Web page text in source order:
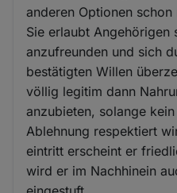
anderen Optionen
Sie erlaubt Angehörigen
anzufreunden und sich
bestätigten Willen
völlig legitim dann
anzubieten, solange
Ablehnung respektiert
eintritt erscheint er
wird er im Nachhinein